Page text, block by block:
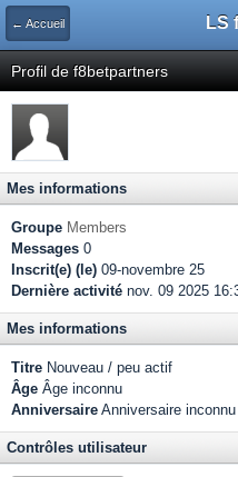
← Accueil LS
Profil de f8betpartners
Mes informations
Groupe Members
Messages 0
Inscrit(e) (le) 09-novembre 25
Dernière activité nov. 09 2025
Mes informations
Titre Nouveau / peu actif
Âge Âge inconnu
Anniversaire Anniversaire inconnu
Contrôles utilisateur